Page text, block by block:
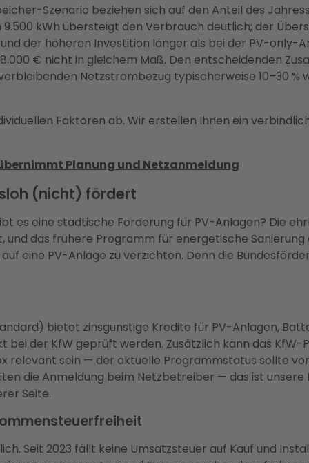
Szenario beziehen sich auf den Anteil des
kWh übersteigt den Verbrauch deutlich; der
der höheren Investition länger als bei der PV-
€ nicht in gleichem Maß. Den entscheidenden
Netzstrombezug typischerweise 10–30 %
Faktoren ab. Wir erstellen Ihnen ein
Planung und Netzanmeldung
(nicht) fördert
es eine städtische Förderung für PV-Anlagen? Die
das frühere Programm für energetische
eine PV-Anlage zu verzichten. Denn die
bietet zinsgünstige Kredite für PV-Anlagen,
bei der KfW geprüft werden. Zusätzlich kann das
relevant sein — der aktuelle Programmstatus sollte
die Anmeldung beim Netzbetreiber — das ist
Seite.
Seit 2023 fällt keine Umsatzsteuer auf Kauf und